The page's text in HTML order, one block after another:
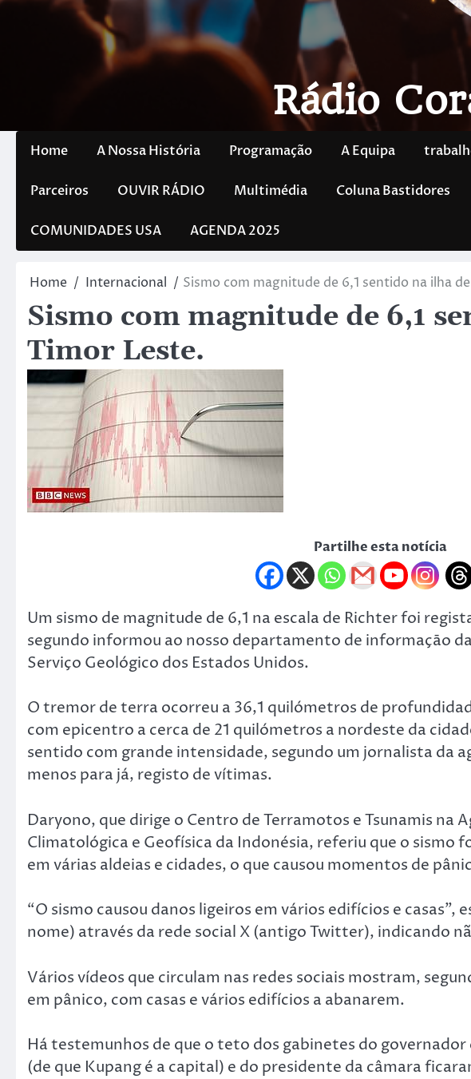
Rádio
Home A Nossa História Programação A Equipa
Parceiros OUVIR RÁDIO Multimédia Coluna Bastidores
COMUNIDADES USA AGENDA 2025
Home Internacional Sismo com magnitude de 6,1 sentido na ilha
Sismo com magnitude de 6,1
Timor Leste.
Partilhe esta notícia
Um sismo de magnitude de 6,1 na escala de Richter foi
segundo informou ao nosso departamento de informaçāo
Serviço Geológico dos Estados Unidos.
O tremor de terra ocorreu a 36,1 quilómetros de
com epicentro a cerca de 21 quilómetros a nordeste da
sentido com grande intensidade, segundo um jornalista da
menos para já, registo de vítimas.
Daryono, que dirige o Centro de Terramotos e Tsunamis na
Climatológica e Geofísica da Indonésia, referiu que o sismo
em várias aldeias e cidades, o que causou momentos de
“O sismo causou danos ligeiros em vários edifícios e casas”,
nome) através da rede social X (antigo Twitter), indicando
Vários vídeos que circulam nas redes sociais mostram,
em pânico, com casas e vários edifícios a abanarem.
Há testemunhos de que o teto dos gabinetes do governador
(de que Kupang é a capital) e do presidente da câmara